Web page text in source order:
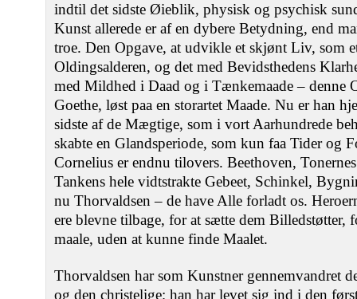
indtil det sidste Øieblik, physisk og psychisk
Kunst allerede er af en dybere Betydning, end
troe. Den Opgave, at udvikle et skjønt Liv, som
Oldingsalderen, og det med Bevidsthedens
med Mildhed i Daad og i Tænkemaade ‒ denne
Goethe, løst paa en storartet Maade. Nu er han
sidste af de Mægtige, som i vort Aarhundrede
skabte en Glandsperiode, som kun faa Tider og
Cornelius er endnu tilovers. Beethoven,
Tankens hele vidtstrakte Gebeet, Schinkel,
nu Thorvaldsen ‒ de have Alle forladt os.
ere blevne tilbage, for at sætte dem Billedstøtter,
maale, uden at kunne finde Maalet.
Thorvaldsen har som Kunstner gennemvandret
og den christelige; han har levet sig ind i den